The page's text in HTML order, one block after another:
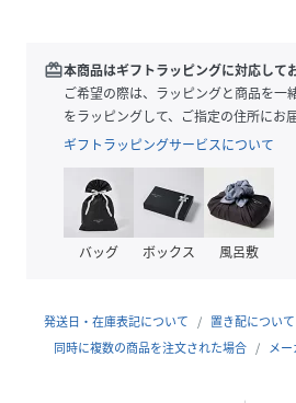
サイズ: 約74ml
性別タイプ ユニセックス
アロエベラ液汁
グリセリン
ヒドロキシエチルセル
サイズ ﾌﾘｰ
redeem本商品はギフトラッピングに対応して
ご希望の際は、ラッピングと商品を一
をラッピングして、ご指定の住所にお
ギフトラッピングサービスについて
バッグ ボックス 風呂敷
発送日・在庫表記について 置き配について
同時に複数の商品を注文された場合
メ